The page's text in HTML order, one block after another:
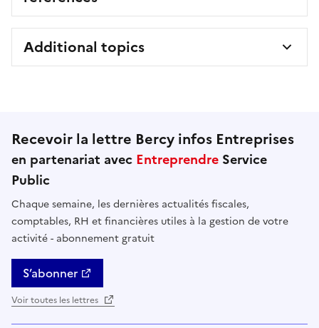
Additional topics
Recevoir la lettre Bercy infos Entreprises
en partenariat avec Entreprendre Service
Public
Chaque semaine, les dernières actualités fiscales,
comptables, RH et financières utiles à la gestion de votre
activité - abonnement gratuit
S’abonner
Voir toutes les lettres